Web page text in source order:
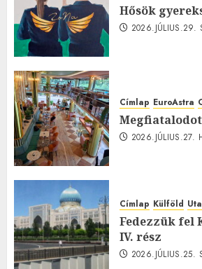
Hősök
2026.JÚLIUS.29.
Címlap EuroAstra
2026.JÚLIUS.27.
Címlap Külföld
Fedezzük fel
IV. rész
2026.JÚLIUS.25.